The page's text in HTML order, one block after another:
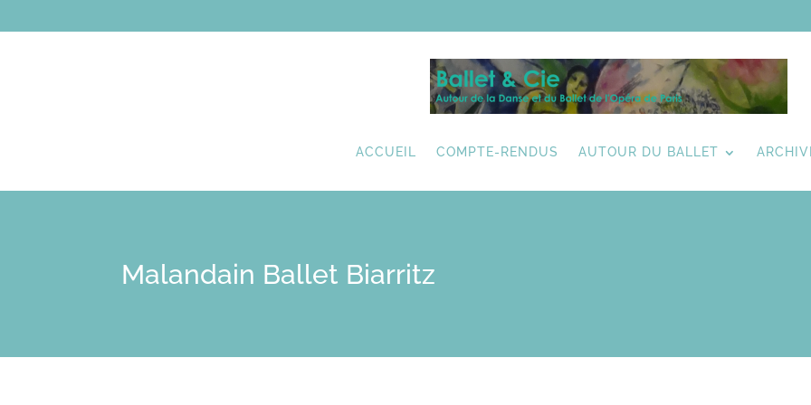
ACCUEIL COMPTE-RENDUS AUTOUR DU BALLET
Malandain Ballet Biarritz